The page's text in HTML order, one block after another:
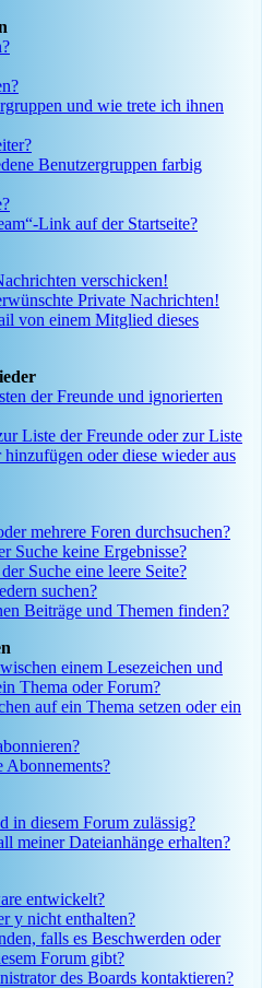
und wie trete ich ihnen
Benutzergruppen farbig
Link auf der Startseite?
verschicken!
Private Nachrichten!
von einem Mitglied dieses
der Freunde und ignorierten
Liste der Freunde oder zur Liste
oder diese wieder aus
mehrere Foren durchsuchen?
Suche keine Ergebnisse?
Suche eine leere Seite?
suchen?
Beiträge und Themen finden?
einem Lesezeichen und
Thema oder Forum?
auf ein Thema setzen oder ein
Abonnements?
in diesem Forum zulässig?
meiner Dateianhänge erhalten?
entwickelt?
y nicht enthalten?
falls es Beschwerden oder
Forum gibt?
des Boards kontaktieren?